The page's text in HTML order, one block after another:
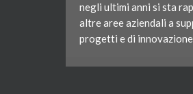
negli ultimi anni si sta
altre aree aziendali a
progetti e di